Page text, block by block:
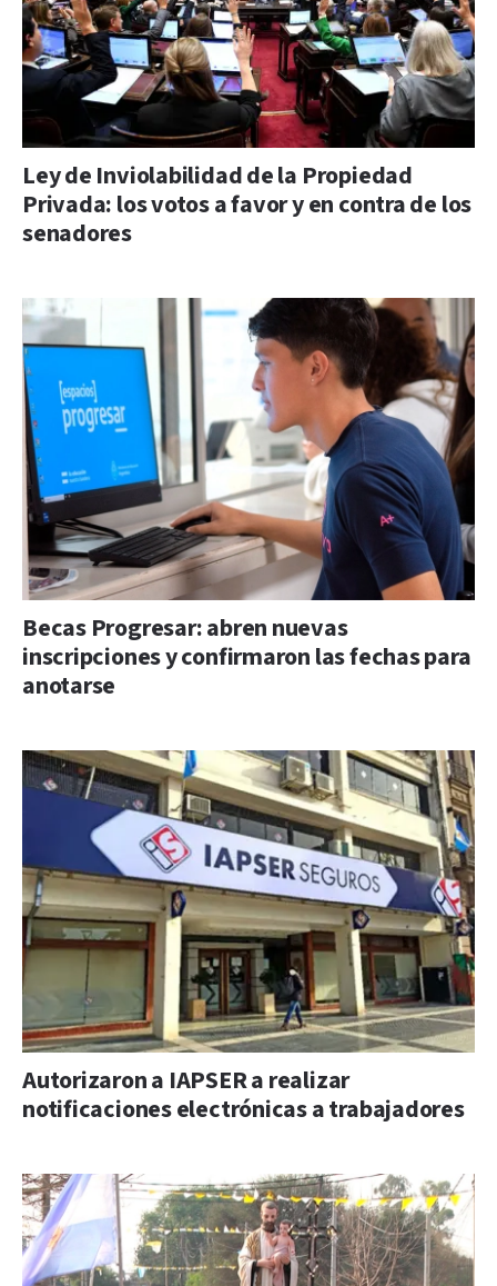
Ley de Inviolabilidad de la Propiedad
Privada: los votos a favor y en contra de los
senadores
Becas Progresar: abren nuevas
inscripciones y confirmaron las fechas para
anotarse
Autorizaron a IAPSER a realizar
notificaciones electrónicas a trabajadores